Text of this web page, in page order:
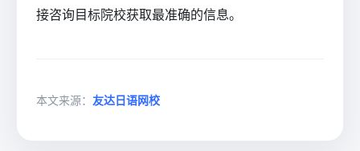
接咨询目标院校获取最准确的信息。
本文来源： 友达日语网校